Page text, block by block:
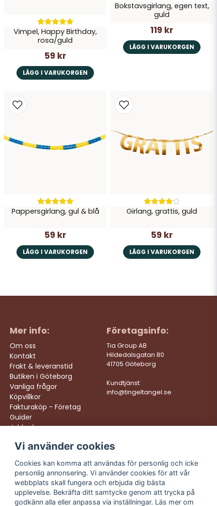
Vimpel, Happy Birthday,
rosa/guld
59 kr
LÄGG I VARUKORGEN
Bokstavsgirlang, egen text,
guld
119 kr
LÄGG I VARUKORGEN
Pappersgirlang, gul & blå
59 kr
LÄGG I VARUKORGEN
Girlang, grattis, guld
59 kr
LÄGG I VARUKORGEN
Mer info:
Om oss
Kontakt
Frakt & leveranstid
Butiken i Göteborg
Vanliga frågor
Köpvillkor
Fakturaköp - Företag
Guider
Jobba hos oss
Företagsinfo:
Tia Group AB
Hildedalsgatan 80
41705 Göteborg
Kundtjänst:
info@tingeltangel.se
Följ oss:
Instagram
Facebook
TikTok
YouTube
Vi levererar:
Snabba leveranser
Trygga köp
Fri frakt över 499:-
Trevlig kundtjänst
Vi använder cookies
Cookies kan komma att användas för personlig och icke
personlig annonsering. Vi använder cookies för att vår
webbplats skall fungera och erbjuda dig bästa
upplevelse. Bekräfta ditt samtycke genom att trycka på
godkänn alla eller anpassa via inställningar. Läs mer om